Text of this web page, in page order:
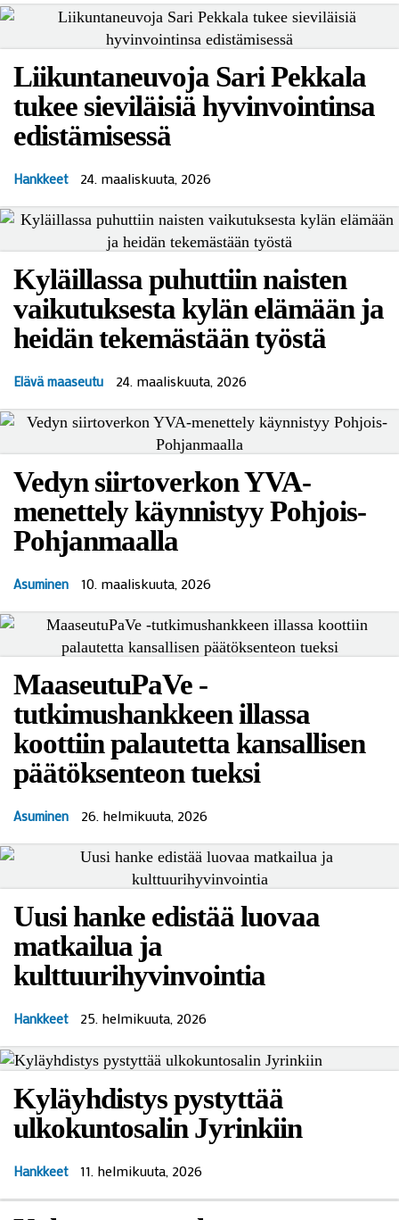
Liikuntaneuvoja Sari Pekkala
tukee sieviläisiä hyvinvointinsa
edistämisessä
Hankkeet 24. maaliskuuta, 2026
Kyläillassa puhuttiin naisten
vaikutuksesta kylän elämään ja
heidän tekemästään työstä
Elävä maaseutu 24. maaliskuuta, 2026
Vedyn siirtoverkon YVA-
menettely käynnistyy Pohjois-
Pohjanmaalla
Asuminen 10. maaliskuuta, 2026
MaaseutuPaVe -
tutkimushankkeen illassa
koottiin palautetta kansallisen
päätöksenteon tueksi
Asuminen 26. helmikuuta, 2026
Uusi hanke edistää luovaa
matkailua ja
kulttuurihyvinvointia
Hankkeet 25. helmikuuta, 2026
Kyläyhdistys pystyttää
ulkokuntosalin Jyrinkiin
Hankkeet 11. helmikuuta, 2026